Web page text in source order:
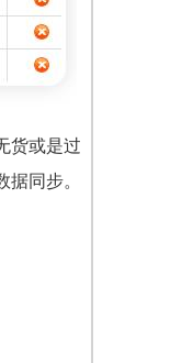
货或是过
同步。